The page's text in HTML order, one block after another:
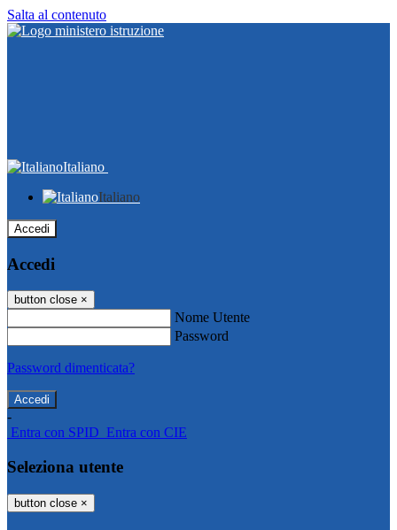
Salta al contenuto
Italiano
Italiano
Accedi
Accedi
button close ×
Nome Utente
Password
Password dimenticata?
-
Entra con SPID Entra con CIE
Seleziona utente
button close ×